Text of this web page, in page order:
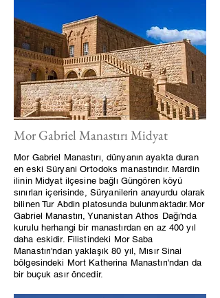
Mor Gabriel Manastırı Midyat
Mor Gabriel Manastırı, dünyanın ayakta duran
en eski Süryani Ortodoks manastırıdır. Mardin
ilinin Midyat ilçesine bağlı Güngören köyü
sınırları içerisinde, Süryanilerin anayurdu olarak
bilinen Tur Abdin platosunda bulunmaktadır.Mor
Gabriel Manastırı, Yunanistan Athos Dağı'nda
kurulu herhangi bir manastırdan en az 400 yıl
daha eskidir. Filistindeki Mor Saba
Manastırı'ndan yaklaşık 80 yıl, Mısır Sinai
bölgesindeki Mort Katherina Manastırı'ndan da
bir buçuk asır öncedir.